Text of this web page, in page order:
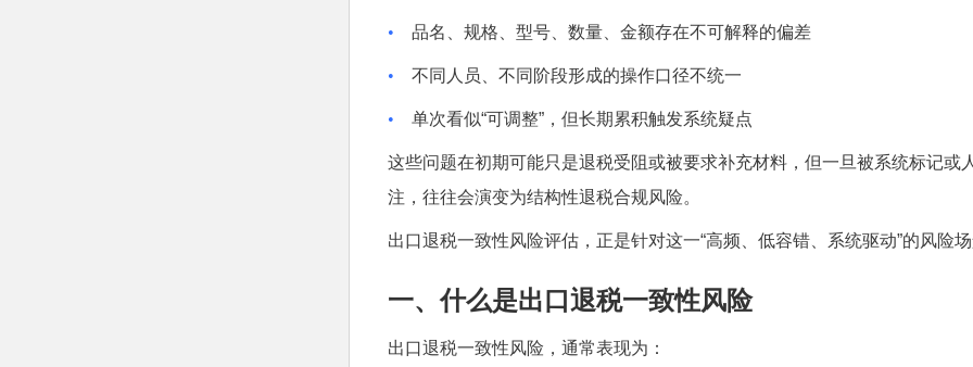
• 品名、规格、型号、数量、金额存在不可解释的偏差
• 不同人员、不同阶段形成的操作口径不统一
• 单次看似“可调整” ，但长期累积触发系统疑点
这些问题在初期可能只是退税受阻或被要求补充材料，但一旦被系统标记或
注，往往会演变为结构性退税合规风险。
出口退税一致性风险评估，正是针对这一“高频、低容错、系统驱动”的风险
一、什么是出口退税一致性风险
出口退税一致性风险，通常表现为：